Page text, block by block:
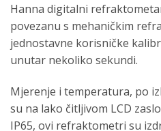
Hanna digitalni
povezanu s mehaničkim
jednostavne korisničke
unutar nekoliko sekundi.
Mjerenje i temperatura, po
su na lako čitljivom LCD
IP65, ovi refraktometri su